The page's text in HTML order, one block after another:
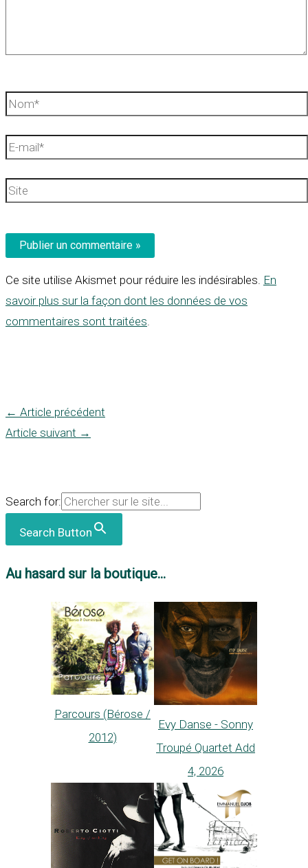
Nom*
E-
Site
Ce site utilise Akismet pour réduire les indésirables. En
savoir plus sur la façon dont les données de vos
commentaires sont traitées
← Article précédent
Article suivant →
Search for:
Search Button
Au hasard sur la boutique...
Parcours (Bérose /
2012)
Evy Danse - Sonny
Troupé Quartet Add
4, 2026